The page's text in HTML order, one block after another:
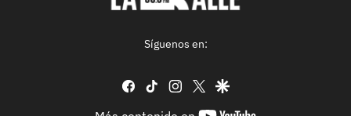
Síguenos en:
facebook
tiktok instagram
twittergoogle